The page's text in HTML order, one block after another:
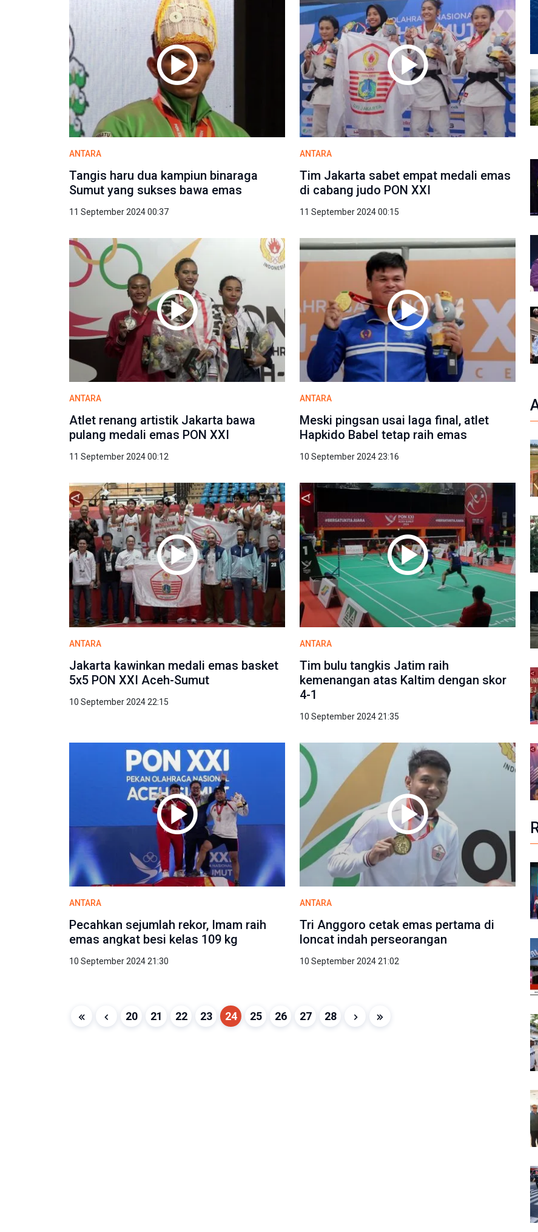
ANTARA
Tangis haru dua kampiun binaraga
Sumut yang sukses bawa emas
11 September 2024 00:37
ANTARA
Tim Jakarta sabet empat medali emas
di cabang judo PON XXI
11 September 2024 00:15
ANTARA
Atlet renang artistik Jakarta bawa
pulang medali emas PON XXI
11 September 2024 00:12
ANTARA
Meski pingsan usai laga final, atlet
Hapkido Babel tetap raih emas
10 September 2024 23:16
ANTARA
Jakarta kawinkan medali emas basket
5x5 PON XXI Aceh-Sumut
10 September 2024 22:15
ANTARA
Tim bulu tangkis Jatim raih
kemenangan atas Kaltim dengan skor
4-1
10 September 2024 21:35
ANTARA
Pecahkan sejumlah rekor, Imam raih
emas angkat besi kelas 109 kg
10 September 2024 21:30
ANTARA
Tri Anggoro cetak emas pertama di
loncat indah perseorangan
10 September 2024 21:02
20 21 22 23 24 25 26 27 28